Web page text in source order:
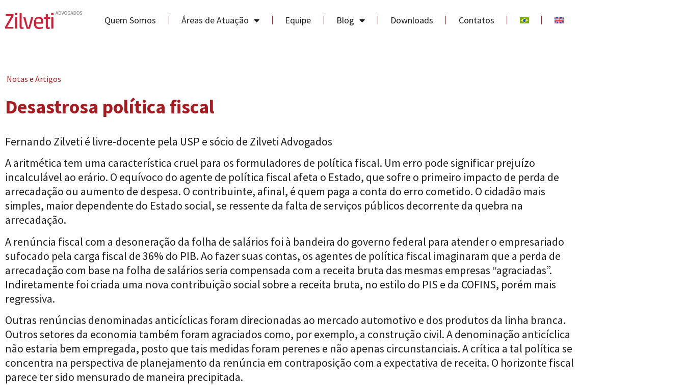
Quem Somos Áreas de Atuação Equipe Blog Downloads Contatos
Notas e Artigos
Desastrosa política fiscal
Fernando Zilveti é livre-docente pela USP e sócio de Zilveti Advogados
A aritmética tem uma característica cruel para os formuladores de política fiscal. Um erro pode significar prejuízo
incalculável ao erário. O equívoco do agente de política fiscal afeta o Estado, que sofre o primeiro impacto de perda de
arrecadação ou aumento de despesa. O contribuinte, afinal, é quem paga a conta do erro cometido. O cidadão mais
simples, maior dependente do Estado social, se ressente da falta de serviços públicos decorrente da quebra na
arrecadação.
A renúncia fiscal com a desoneração da folha de salários foi à bandeira do governo federal para atender o empresariado
sufocado pela carga fiscal de 36% do PIB. Ao fazer suas contas, os agentes de política fiscal imaginaram que a perda de
arrecadação com base na folha de salários seria compensada com a receita bruta das mesmas empresas “agraciadas”.
Indiretamente foi criada uma nova contribuição social sobre a receita bruta, no estilo do PIS e da COFINS, porém mais
regressiva.
Outras renúncias denominadas anticíclicas foram direcionadas ao mercado automotivo e dos produtos da linha branca.
Outros setores da economia também foram agraciados como, por exemplo, a construção civil. A denominação anticíclica
não estaria bem empregada, posto que tais medidas foram perenes e não apenas circunstanciais. A crítica a tal política se
concentra na perspectiva de planejamento da renúncia em contraposição com a expectativa de receita. O horizonte fiscal
parece ter sido mensurado de maneira precipitada.